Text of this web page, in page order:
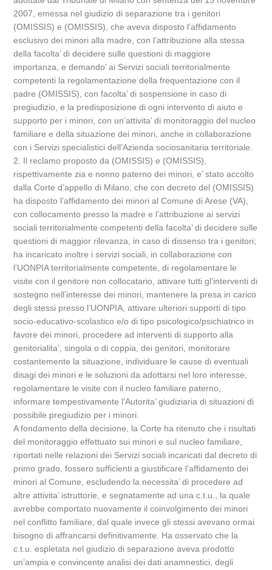
2007, emessa nel giudizio di separazione tra i genitori
(OMISSIS) e (OMISSIS), che aveva disposto l’affidamento
esclusivo dei minori alla madre, con l’attribuzione alla stessa
della facolta’ di decidere sulle questioni di maggiore
importanza, e demando’ ai Servizi sociali territorialmente
competenti la regolamentazione della frequentazione con il
padre (OMISSIS), con facolta’ di sospensione in caso di
pregiudizio, e la predisposizione di ogni intervento di aiuto e
supporto per i minori, con un’attivita’ di monitoraggio del nucleo
familiare e della situazione dei minori, anche in collaborazione
con i Servizi specialistici dell’Azienda sociosanitaria territoriale.
2. Il reclamo proposto da (OMISSIS) e (OMISSIS),
rispettivamente zia e nonno paterno dei minori, e’ stato accolto
dalla Corte d’appello di Milano, che con decreto del (OMISSIS)
ha disposto l’affidamento dei minori al Comune di Arese (VA),
con collocamento presso la madre e l’attribuzione ai servizi
sociali territorialmente competenti della facolta’ di decidere sulle
questioni di maggior rilevanza, in caso di dissenso tra i genitori;
ha incaricato inoltre i servizi sociali, in collaborazione con
l’UONPIA territorialmente competente, di regolamentare le
visite con il genitore non collocatario, attivare tutti gl’interventi di
sostegno nell’interesse dei minori, mantenere la presa in carico
degli stessi presso l’UONPIA, attivare ulteriori supporti di tipo
socio-educativo-scolastico e/o di tipo psicologico/psichiatrico in
favore dei minori, procedere ad interventi di supporto alla
genitorialita’, singola o di coppia, dei genitori, monitorare
costantemente la situazione, individuare le cause di eventuali
disagi dei minori e le soluzioni da adottarsi nel loro interesse,
regolamentare le visite con il nucleo familiare paterno,
informare tempestivamente l’Autorita’ giudiziaria di situazioni di
possibile pregiudizio per i minori.
A fondamento della decisione, la Corte ha ritenuto che i risultati
del monitoraggio effettuato sui minori e sul nucleo familiare,
riportati nelle relazioni dei Servizi sociali incaricati dal decreto di
primo grado, fossero sufficienti a giustificare l’affidamento dei
minori al Comune, escludendo la necessita’ di procedere ad
altre attivita’ istruttorie, e segnatamente ad una c.t.u., la quale
avrebbe comportato nuovamente il coinvolgimento dei minori
nel conflitto familiare, dal quale invece gli stessi avevano ormai
bisogno di affrancarsi definitivamente. Ha osservato che la
c.t.u. espletata nel giudizio di separazione aveva prodotto
un’ampia e convincente analisi dei dati anamnestici, degli